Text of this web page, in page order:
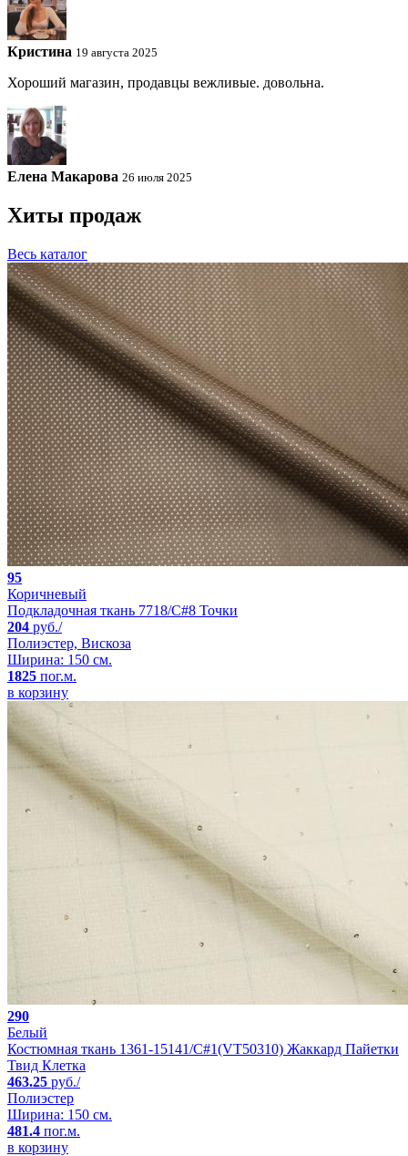
Кристина 19 августа 2025
Хороший магазин, продавцы вежливые. довольна.
Елена Макарова 26 июля 2025
Хиты продаж
Весь каталог
95
Коричневый
Подкладочная ткань 7718/C#8 Точки
204 руб./
Полиэстер, Вискоза
Ширина: 150 см.
1825 пог.м.
в корзину
290
Белый
Костюмная ткань 1361-15141/C#1(VT50310) Жаккард Пайетки
Твид Клетка
463.25 руб./
Полиэстер
Ширина: 150 см.
481.4 пог.м.
в корзину